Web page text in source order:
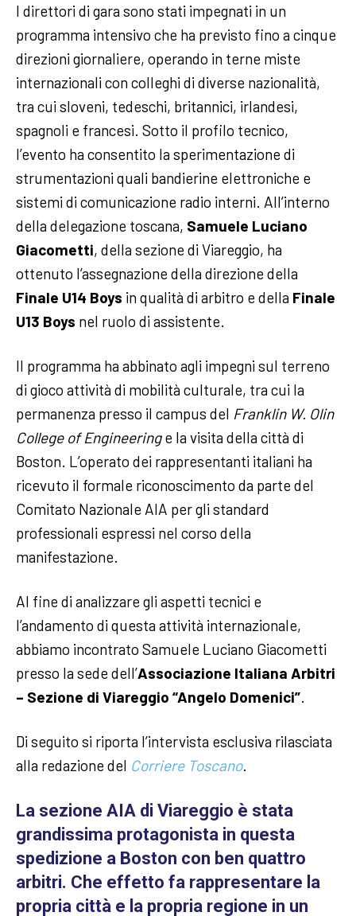
I direttori di gara sono stati impegnati in un
programma intensivo che ha previsto fino a cinque
direzioni giornaliere, operando in terne miste
internazionali con colleghi di diverse nazionalità,
tra cui sloveni, tedeschi, britannici, irlandesi,
spagnoli e francesi. Sotto il profilo tecnico,
l’evento ha consentito la sperimentazione di
strumentazioni quali bandierine elettroniche e
sistemi di comunicazione radio interni. All’interno
della delegazione toscana, Samuele Luciano
Giacometti, della sezione di Viareggio, ha
ottenuto l’assegnazione della direzione della
Finale U14 Boys in qualità di arbitro e della Finale
U13 Boys nel ruolo di assistente.
Il programma ha abbinato agli impegni sul terreno
di gioco attività di mobilità culturale, tra cui la
permanenza presso il campus del Franklin W. Olin
College of Engineeringe la visita della città di
Boston. L’operato dei rappresentanti italiani ha
ricevuto il formale riconoscimento da parte del
Comitato Nazionale AIA per gli standard
professionali espressi nel corso della
manifestazione.
Al fine di analizzare gli aspetti tecnici e
l’andamento di questa attività internazionale,
abbiamo incontrato Samuele Luciano Giacometti
presso la sede dell’Associazione Italiana Arbitri
– Sezione di Viareggio “Angelo Domenici”.
Di seguito si riporta l’intervista esclusiva rilasciata
alla redazione del Corriere Toscano.
La sezione AIA di Viareggio è stata
grandissima protagonista in questa
spedizione a Boston con ben quattro
arbitri. Che effetto fa rappresentare la
propria città e la propria regione in un